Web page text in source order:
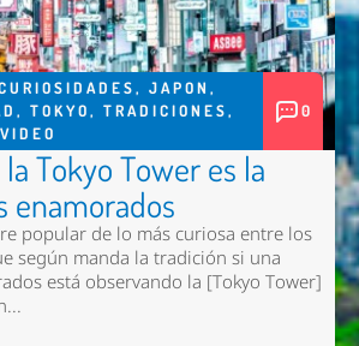
, JAPON ,
, TOKYO, TRADICIONES,
VIDEO
0
Tokyo Tower es la
enamorados
popular de lo más curiosa entre los
según manda la tradición si una
está observando la [Tokyo Tower]